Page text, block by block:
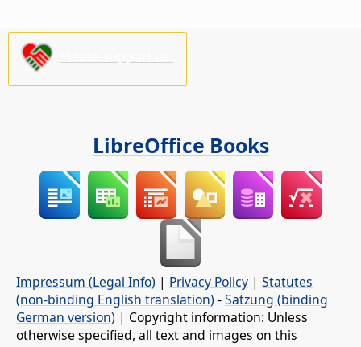
LibreOffice Books
Impressum (Legal Info) | Privacy Policy | Statutes
(non-binding English translation) -Satzung (binding
German version) | Copyright information: Unless
otherwise specified, all text and images on this